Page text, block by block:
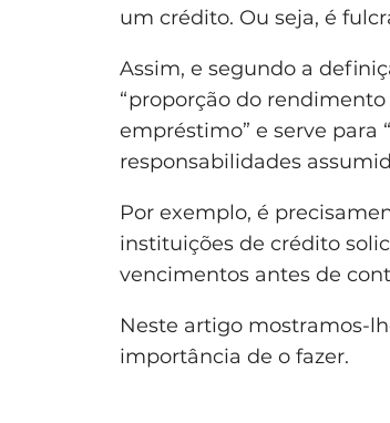
um crédito. Ou seja, é
Assim, e segundo a
“proporção do
empréstimo” e serve
responsabilidades
Por exemplo, é
instituições de crédito
vencimentos antes de
Neste artigo mostramos-
importância de o fazer.